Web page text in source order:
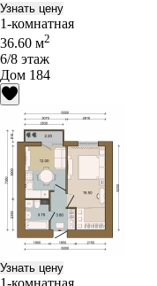
Узнать цену
1-комнатная
36.60 м2
6/8 этаж
Дом 184
Узнать цену
1-комнатная